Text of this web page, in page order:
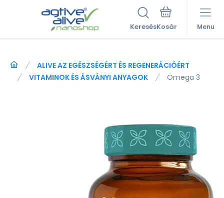
Keresés Menu
ALIVE AZ EGÉSZSÉGÉRT ÉS REGENERÁCIÓÉRT
VITAMINOK ÉS ÁSVÁNYI ANYAGOK
Omega 3